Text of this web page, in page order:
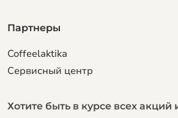
Партнеры
Coffeelaktika
Сервисный центр
Хотите быть в курсе всех акций